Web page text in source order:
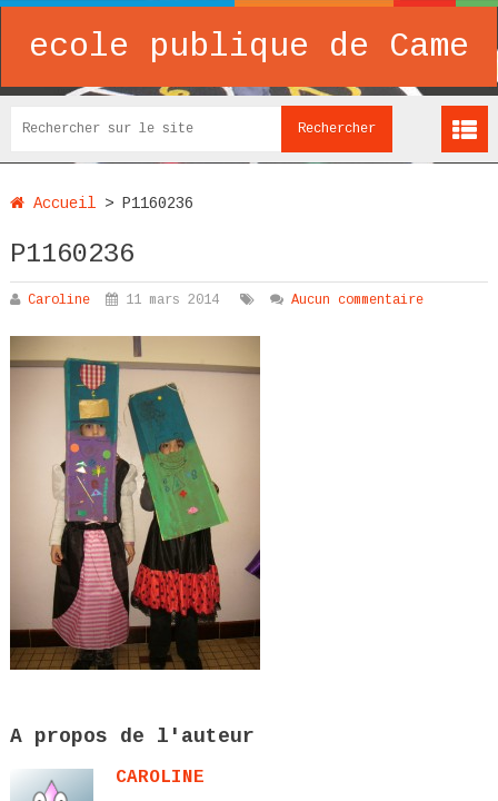
ecole publique de Came
Accueil> P1160236
P1160236
Caroline 11 mars 2014 Aucun commentaire
A propos de l'auteur
CAROLINE